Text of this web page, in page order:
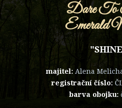
Dare To
Emerald
majitel: Alena
registrační číslo:
barva obojku: